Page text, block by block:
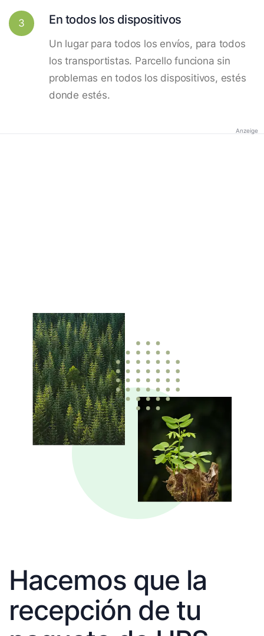
3 En todos los dispositivos
Un lugar para todos los envíos, para todos
los transportistas. Parcello funciona sin
problemas en todos los dispositivos, estés
donde estés.
Anzeige
Hacemos que la
recepción de tu